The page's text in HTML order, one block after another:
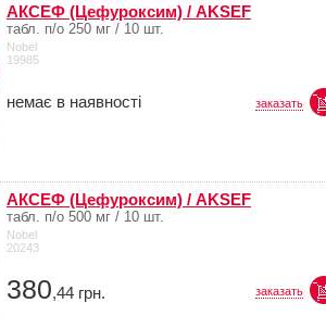
АКСЕФ (Цефуроксим) / AKSEF
табл. п/о 250 мг / 10 шт.
Nobel
19985
немає в наявності заказать
АКСЕФ (Цефуроксим) / AKSEF
табл. п/о 500 мг / 10 шт.
Nobel
20243
380,44 грн. заказать